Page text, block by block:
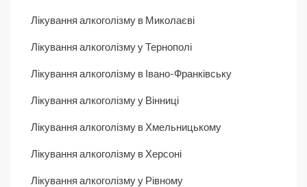
Лікування алкоголізму в Миколаєві
Лікування алкоголізму у Тернополі
Лікування алкоголізму в Івано-Франківську
Лікування алкоголізму у Вінниці
Лікування алкоголізму в Хмельницькому
Лікування алкоголізму в Херсоні
Лікування алкоголізму у Рівному